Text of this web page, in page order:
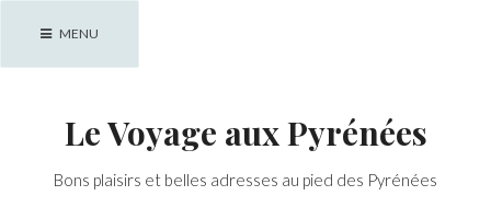
MENU
Le Voyage aux Pyrénées
Bons plaisirs et belles adresses au pied des Pyrénées